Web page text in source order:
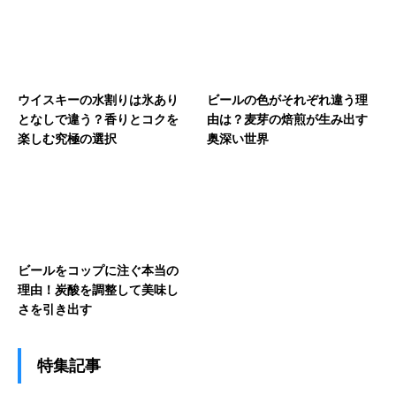
ウイスキーの水割りは氷あり
となしで違う？香りとコクを
楽しむ究極の選択
ビールの色がそれぞれ違う理
由は？麦芽の焙煎が生み出す
奥深い世界
ビールをコップに注ぐ本当の
理由！炭酸を調整して美味し
さを引き出す
特集記事